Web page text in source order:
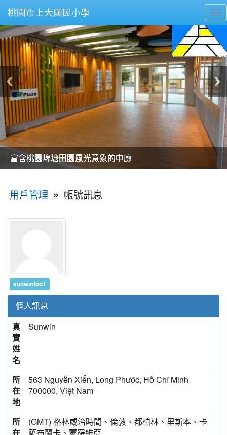
桃園市上大國民小學
美麗的操場是我們活力的來源
美麗的操場是我們活力的來源
煥然一新的小司令台
煥然一新的小司令台
富含桃園埤塘田園風光意象的中廊
富含桃園埤塘田園風光意象的中廊
嶄新的中庭廣場
嶄新的中庭廣場
水生池生生不息
水生池生生不息
用戶管理 » 帳號訊息
sunwinfoo1
個人訊息
真
實
姓
名
Sunwin
所
在
地
563 Nguyễn Xiển, Long Phước, Hồ Chí Minh
700000, Việt Nam
所
(GMT) 格林威治時間、倫敦、都柏林、里斯本、卡